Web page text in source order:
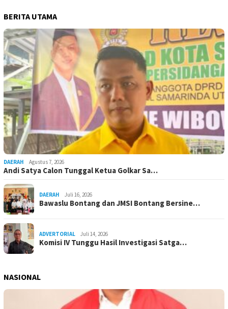
BERITA UTAMA
DAERAH Agustus 7, 2026
Andi Satya Calon Tunggal Ketua Golkar Sa…
DAERAH Juli 16, 2026
Bawaslu Bontang dan JMSI Bontang Bersine…
ADVERTORIAL Juli 14, 2026
Komisi IV Tunggu Hasil Investigasi Satga…
NASIONAL